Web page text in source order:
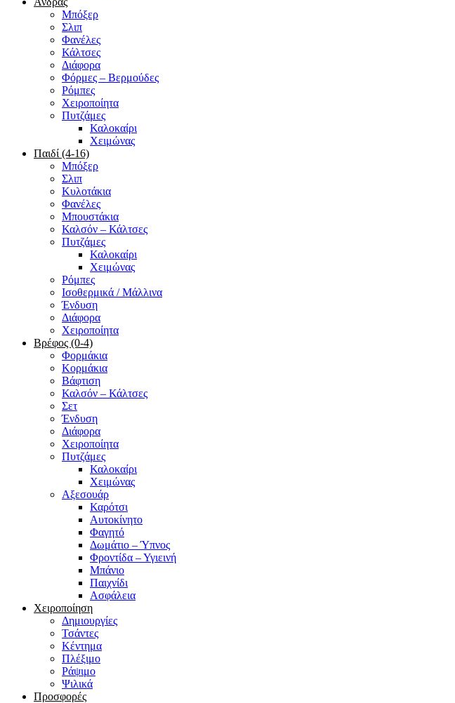
Μπόξερ
Σλιπ
Φανέλες
Κάλτσες
Διάφορα
Φόρμες – Βερμούδες
Ρόμπες
Χειροποίητα
Πυτζάμες
Καλοκαίρι
Χειμώνας
Παιδί (4-16)
Μπόξερ
Σλιπ
Κυλοτάκια
Φανέλες
Μπουστάκια
Καλσόν – Κάλτσες
Πυτζάμες
Καλοκαίρι
Χειμώνας
Ρόμπες
Ισοθερμικά / Μάλλινα
Ένδυση
Διάφορα
Χειροποίητα
Βρέφος (0-4)
Φορμάκια
Κορμάκια
Βάφτιση
Καλσόν – Κάλτσες
Σετ
Ένδυση
Διάφορα
Χειροποίητα
Πυτζάμες
Καλοκαίρι
Χειμώνας
Αξεσουάρ
Καρότσι
Αυτοκίνητο
Φαγητό
Δωμάτιο – Ύπνος
Φροντίδα – Υγιεινή
Μπάνιο
Παιχνίδι
Ασφάλεια
Χειροποίηση
Δημιουργίες
Τσάντες
Κέντημα
Πλέξιμο
Ράψιμο
Ψιλικά
Προσφορές